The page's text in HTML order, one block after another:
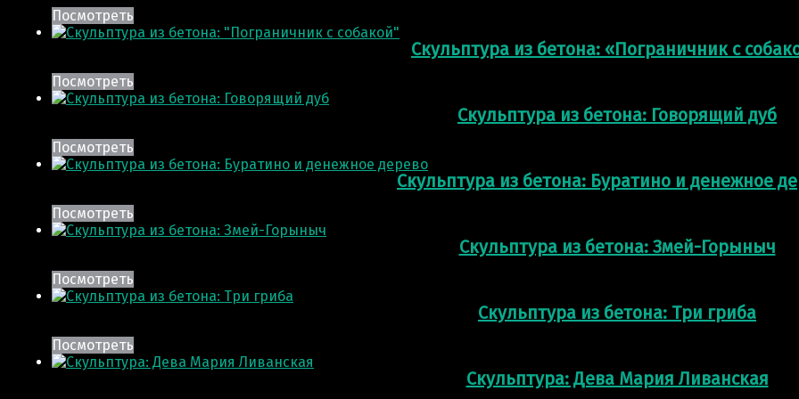
Посмотреть
Скульптура из бетона: «Пограничник с
Посмотреть
Скульптура из бетона: Говорящий дуб
Посмотреть
Скульптура из бетона: Буратино и денежное
Посмотреть
Скульптура из бетона: Змей-Горыныч
Посмотреть
Скульптура из бетона: Три гриба
Посмотреть
Скульптура: Дева Мария Ливанская